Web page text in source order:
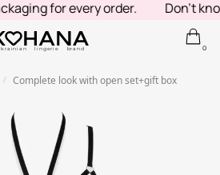
for every order. Don't
lingerie brand 0
/ Complete look with open set+gift box